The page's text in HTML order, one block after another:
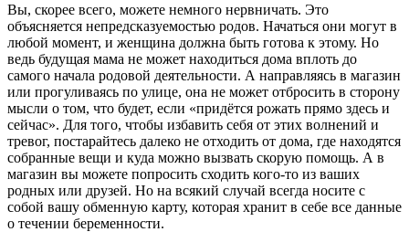
Вы, скорее всего, можете немного нервничать. Это
объясняется непредсказуемостью родов. Начаться они могут в
любой момент, и женщина должна быть готова к этому. Но
ведь будущая мама не может находиться дома вплоть до
самого начала родовой деятельности. А направляясь в магазин
или прогуливаясь по улице, она не может отбросить в сторону
мысли о том, что будет, если «придётся рожать прямо здесь и
сейчас». Для того, чтобы избавить себя от этих волнений и
тревог, постарайтесь далеко не отходить от дома, где находятся
собранные вещи и куда можно вызвать скорую помощь. А в
магазин вы можете попросить сходить кого-то из ваших
родных или друзей. Но на всякий случай всегда носите с
собой вашу обменную карту, которая хранит в себе все данные
о течении беременности.